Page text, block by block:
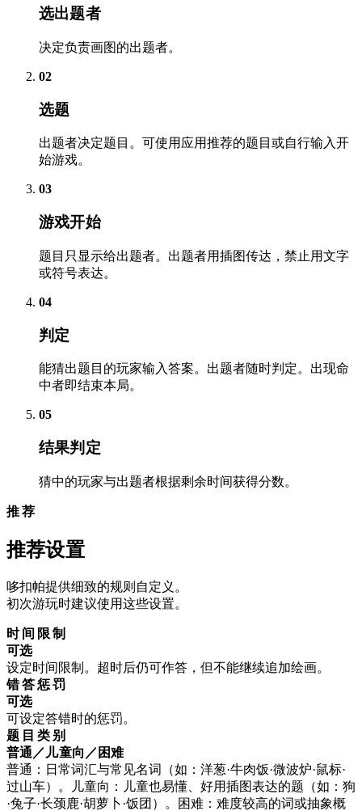
选出题者
决定负责画图的出题者。
02
选题
出题者决定题目。可使用应用推荐的题目或自行输入开
始游戏。
03
游戏开始
题目只显示给出题者。出题者用插图传达，禁止用文字
或符号表达。
04
判定
能猜出题目的玩家输入答案。出题者随时判定。出现命
中者即结束本局。
05
结果判定
猜中的玩家与出题者根据剩余时间获得分数。
推荐
推荐设置
哆扣帕提供细致的规则自定义。
初次游玩时建议使用这些设置。
时间限制
可选
设定时间限制。超时后仍可作答，但不能继续追加绘画。
错答惩罚
可选
可设定答错时的惩罚。
题目类别
普通／儿童向／困难
普通：日常词汇与常见名词（如：洋葱·牛肉饭·微波炉·鼠标·
过山车）。儿童向：儿童也易懂、好用插图表达的题（如：狗
·兔子·长颈鹿·胡萝卜·饭团）。困难：难度较高的词或抽象概